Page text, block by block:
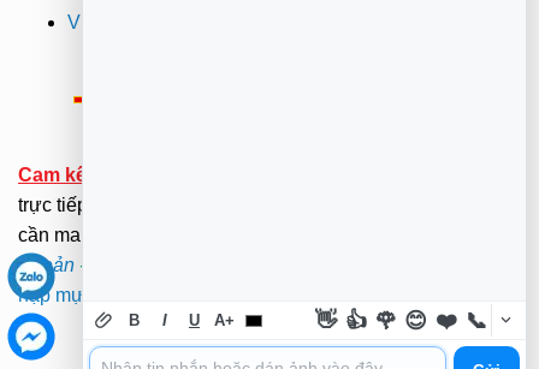
Vi tính Trường Thịnh
Cam kết:
trực tiếp của Khách hàng.(Hãy ở nhà gọi dịch vụ không
cần mang ra ngoài nắng mưa ). .
Khoản -
nạp mực máy in quận bình thạnh
B I U A+ 👋 👍 🌹 😊 ❤️ 📞